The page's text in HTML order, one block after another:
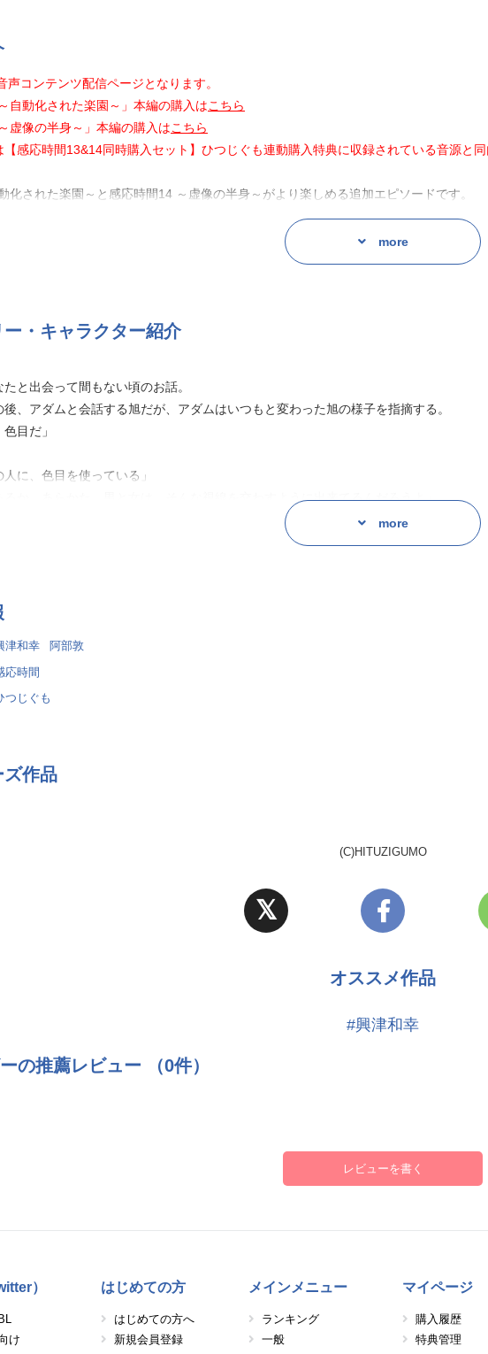
コンテンツ配信ページとなります。
自動化された楽園～」本編の購入はこちら
虚像の半身～」本編の購入はこちら
感応時間13&14同時購入セット】ひつじぐも連動購入特典に収録されている音源と同
化された楽園～と感応時間14 ～虚像の半身～がより楽しめる追加エピソードです。
more
ー・キャラクター紹介
と出会って間もない頃のお話。
、アダムと会話する旭だが、アダムはいつもと変わった旭の様子を指摘する。
目だ」
人に、色目を使っている」
るか。あらかた、男と女は、そんな視線を交わすように出来てるんだろうよ」
more
津和幸
阿部敦
応時間
つじぐも
ズ作品
(C)HITUZIGUMO
オススメ作品
#興津和幸
の推薦レビュー （0件）
レビューを書く
）
け
はじめての方
はじめての方へ
新規会員登録
メインメニュー
ランキング
一般
マイページ
購入履歴
特典管理